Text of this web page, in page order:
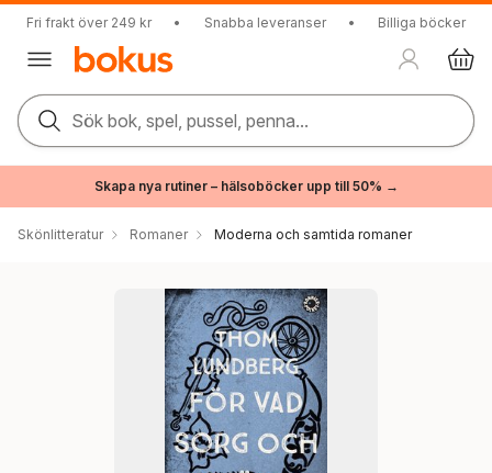
Fri frakt över 249 kr • Snabba leveranser • Billiga böcker
Sök bok, spel, pussel, penna...
Skapa nya rutiner – hälsoböcker upp till 50% →
Skönlitteratur Romaner Moderna och samtida romaner